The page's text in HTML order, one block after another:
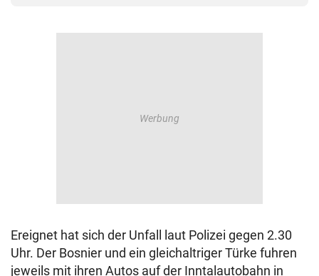
Ereignet hat sich der Unfall laut Polizei gegen 2.30
Uhr. Der Bosnier und ein gleichaltriger Türke fuhren
jeweils mit ihren Autos auf der Inntalautobahn in